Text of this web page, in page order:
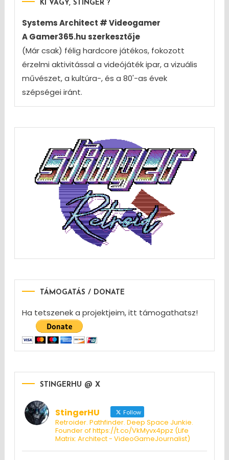
KI VAGY, STINGER ?
Systems Architect # Videogamer
A Gamer365.hu szerkesztője
(Már csak) félig hardcore játékos, fokozott
érzelmi aktivitással a videójáték ipar, a vizuális
művészet, a kultúra-, és a 80'-as évek
szépségei iránt.
TÁMOGATÁS / DONATE
Ha tetszenek a projektjeim, itt támogathatsz!
STINGERHU @ X
StingerHU Follow
Retroider. Pathfinder. Deep Space Junkie.
Founder of https://t.co/VkMyvx4ppz (Life
Matrix: Architect - VideoGameJournalist)